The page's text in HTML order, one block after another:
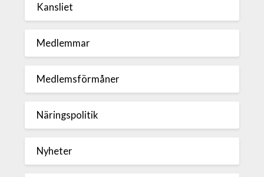
Kansliet
Medlemmar
Medlemsförmåner
Näringspolitik
Nyheter